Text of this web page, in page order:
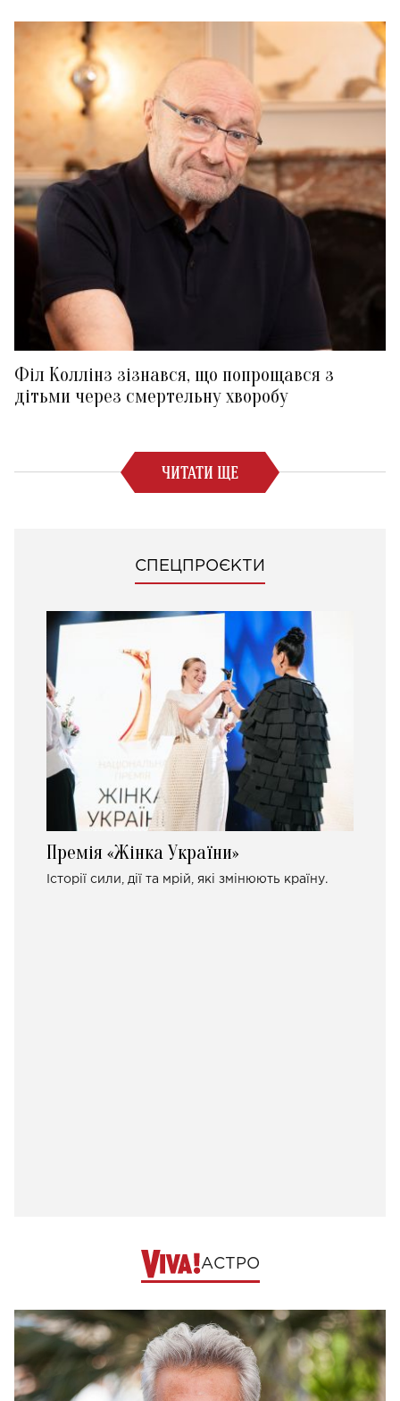
Філ Коллінз зізнався, що попрощався з
дітьми через смертельну хворобу
ЧИТАТИ ЩЕ
СПЕЦПРОЄКТИ
Премія «Жінка України»
Історії сили, дії та мрій, які змінюють країну.
АСТРО